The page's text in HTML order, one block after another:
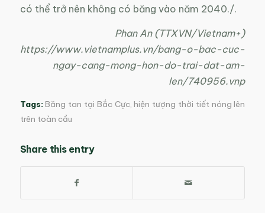
có thể trở nên không có băng vào năm 2040./.
Phan An (TTXVN/Vietnam+)
https://www.vietnamplus.vn/bang-o-bac-cuc-
ngay-cang-mong-hon-do-trai-dat-am-
len/740956.vnp
Tags: Băng tan tại Bắc Cực,hiện tượng thời tiết nóng lên
trên toàn cầu
Share this entry